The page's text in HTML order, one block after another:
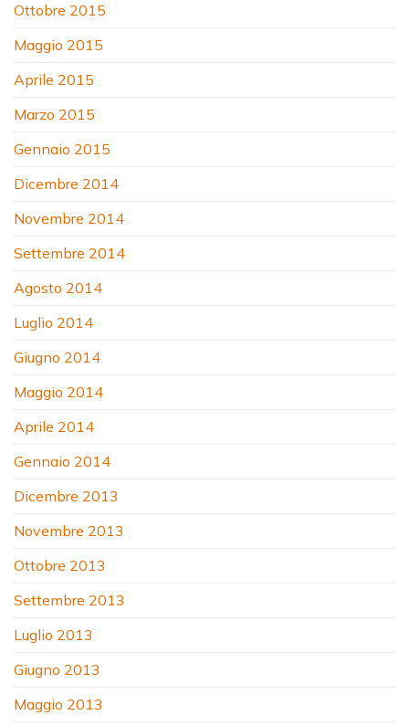
Ottobre 2015
Maggio 2015
Aprile 2015
Marzo 2015
Gennaio 2015
Dicembre 2014
Novembre 2014
Settembre 2014
Agosto 2014
Luglio 2014
Giugno 2014
Maggio 2014
Aprile 2014
Gennaio 2014
Dicembre 2013
Novembre 2013
Ottobre 2013
Settembre 2013
Luglio 2013
Giugno 2013
Maggio 2013